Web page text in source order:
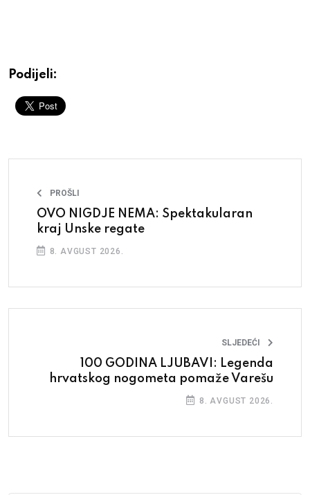
Podijeli:
PROŠLI
OVO NIGDJE NEMA: Spektakularan
kraj Unske regate
8. AVGUST 2026.
SLJEDEĆI
100 GODINA LJUBAVI: Legenda
hrvatskog nogometa pomaže Varešu
8. AVGUST 2026.